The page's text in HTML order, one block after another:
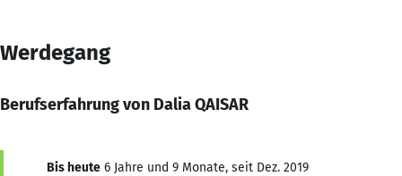
Werdegang
Berufserfahrung von Dalia QAISAR
Bis heute 6 Jahre und 9 Monate, seit Dez. 2019